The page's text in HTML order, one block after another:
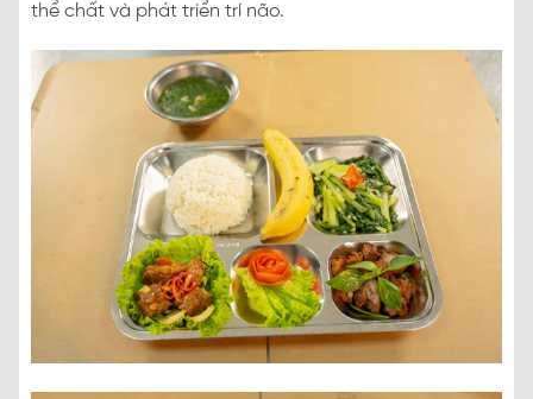
thể chất và phát triển trí não.